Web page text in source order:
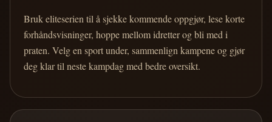
Bruk eliteserien til å sjekke kommende oppgjør, lese korte
forhåndsvisninger, hoppe mellom idretter og bli med i
praten. Velg en sport under, sammenlign kampene og gjør
deg klar til neste kampdag med bedre oversikt.